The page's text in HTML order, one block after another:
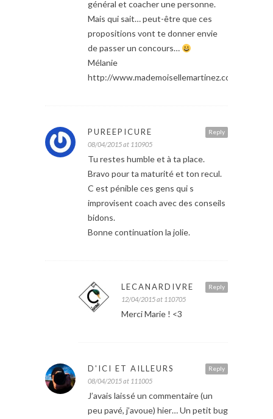
général et coacher une personne.
Mais qui sait… peut-être que ces
propositions vont te donner envie
de passer un concours…
Mélanie
http://www.mademoisellemartinez.com
Reply
PUREEPICURE
08/04/2015 at 110905
Tu restes humble et à ta place.
Bravo pour ta maturité et ton recul.
C est pénible ces gens qui s
improvisent coach avec des conseils
bidons.
Bonne continuation la jolie.
Reply
LECANARDIVRE
12/04/2015 at 110705
Merci Marie ! <3
Reply
D'ICI ET AILLEURS
08/04/2015 at 111005
J’avais laissé un commentaire (un
peu pavé, j’avoue) hier… Un petit bug